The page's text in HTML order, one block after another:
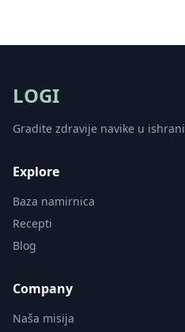
LOGI
Gradite zdravije navike u ishrani
Explore
Baza namirnica
Recepti
Blog
Company
Naša misija